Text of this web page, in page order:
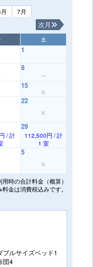
7月
次月
土
1
8
15
22
/ 計
29
112,500円 / 計
1 室
5
時の合計料金（概算）
料金は消費税込みです。
ブルサイズベッド1
団4